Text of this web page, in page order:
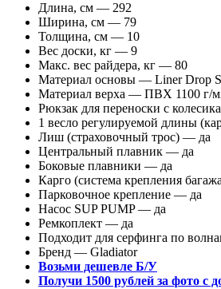
Длина, см — 292
Ширина, см — 79
Толщина, см — 10
Вес доски, кг — 9
Макс. вес райдера, кг — 80
Материал основы — Liner Drop
Материал верха — ПВХ 1100 г/
Рюкзак для переноски с
1 весло регулируемой длины
Лиш (страховочный трос) — да
Центральный плавник — да
Боковые плавники — да
Карго (система крепления
Парковочное крепление — да
Насос SUP PUMP — да
Ремкоплект — да
Подходит для серфинга по
Бренд — Gladiator
Возьми дешевле Б/У
Получи 1500 рублей за фото с